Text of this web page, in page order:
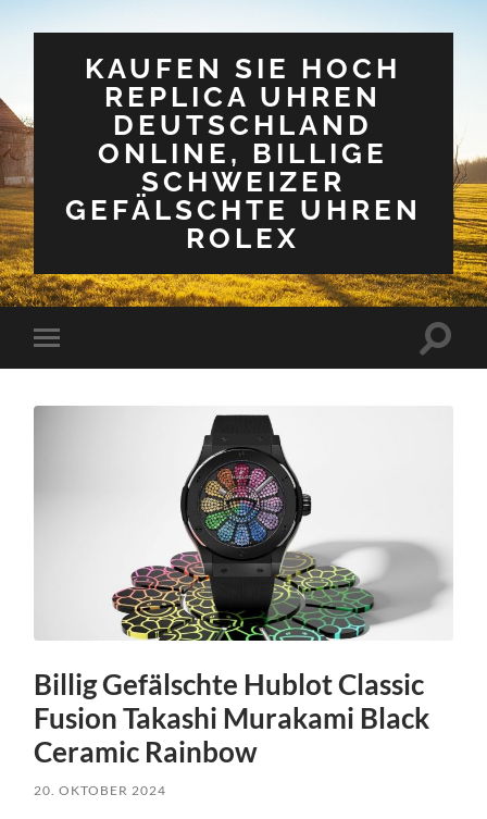
KAUFEN SIE HOCH
REPLICA UHREN
DEUTSCHLAND
ONLINE, BILLIGE
SCHWEIZER
GEFÄLSCHTE UHREN
ROLEX
Mobile-
Menü
Billig Gefälschte Hublot Classic
Fusion Takashi Murakami Black
Ceramic Rainbow
20. OKTOBER 2024